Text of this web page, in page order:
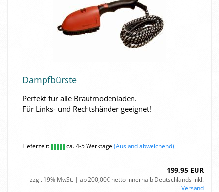
Dampf­bürs­te
Per­fekt für alle Braut­mo­den­lä­den.
Für Links-​ und Rechts­hän­der ge­eig­net!
Lieferzeit: ca. 4-5 Werktage(Ausland abweichend)
199,95 EUR
zzgl. 19% MwSt. | ab 200,00€ netto innerhalb Deutschlands inkl.
Versand